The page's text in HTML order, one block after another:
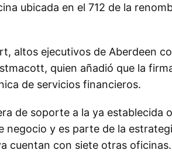
ubicada en el 712 de la
altos ejecutivos de Aberdeen
quien añadió que la
de servicios financieros.
de soporte a la ya establecida
negocio y es parte de la
cuentan con siete otras oficinas.